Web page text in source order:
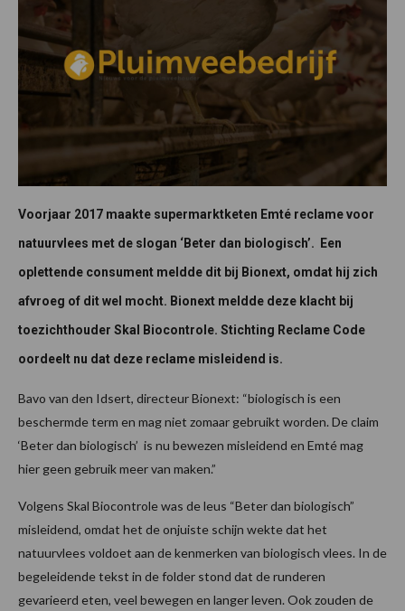
Voorjaar 2017 maakte supermarktketen Emté reclame voor
natuurvlees met de slogan ‘Beter dan biologisch’. Een
oplettende consument meldde dit bij Bionext, omdat hij zich
afvroeg of dit wel mocht. Bionext meldde deze klacht bij
toezichthouder Skal Biocontrole. Stichting Reclame Code
oordeelt nu dat deze reclame misleidend is.
Bavo van den Idsert, directeur Bionext: “biologisch is een
beschermde term en mag niet zomaar gebruikt worden. De claim
‘Beter dan biologisch’ is nu bewezen misleidend en Emté mag
hier geen gebruik meer van maken.”
Volgens Skal Biocontrole was de leus “Beter dan biologisch”
misleidend, omdat het de onjuiste schijn wekte dat het
natuurvlees voldoet aan de kenmerken van biologisch vlees. In de
begeleidende tekst in de folder stond dat de runderen
gevarieerd eten, veel bewegen en langer leven. Ook zouden de